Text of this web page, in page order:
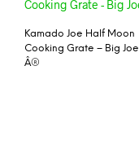
Kamado Joe Half Moon
Cooking Grate – Big Joe
Â®